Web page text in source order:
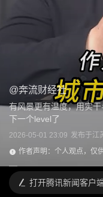
@奔流财经社
有风景更有温度，用实
下一个level了
2026-05-01 23:09 发布于江
作者声明：个人观点，仅
打开腾讯新闻客户